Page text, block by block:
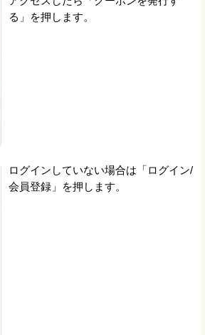
る」を押します。
ログインしていない場合は「ログイン/
会員登録」を押します。